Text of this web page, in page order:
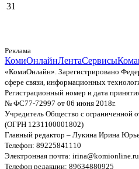
31
Реклама
КомиОнлайнЛентаСервисы
«КомиОнлайн». Зарегистрировано
сфере связи, информационных
Регистрационный номер и дата
№ ФС77-72997 от 06 июня 2018г.
Учредитель Общество с ограниченной
(ОГРН 1231100001802)
Главный редактор – Лукина Ирина
Телефон: 89225841110
Электронная почта: irina@komionline.ru
Телефон редакции: 89634880925